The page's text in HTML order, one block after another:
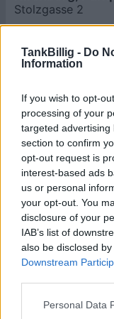
TankBillig - Do
Information
If you wish to opt-
processing of your
targeted
section to confirm
opt-out request is
interest-based ads
us or personal
your opt-out. You
disclosure of your
IAB’s list of
also be disclosed
Downstream
Personal Data
Stolzgasse 2
Gaming,
Kartause 1
Kirchberg,
Schulgasse 7
Lagerhaus
Mariazeller
Kirnberg/
Hauptstraße 4
Oberndorf/
Hauptstraße 8